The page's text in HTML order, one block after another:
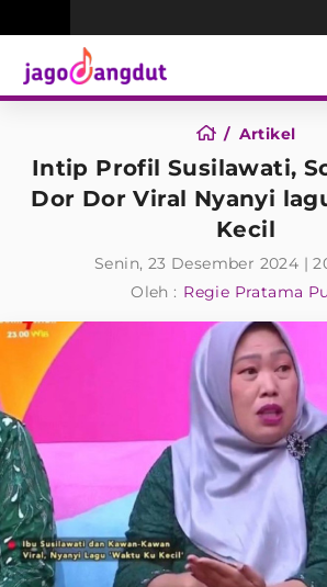
Artikel
Intip Profil Susilawati,
Dor Dor Viral Nyanyi
Kecil
Senin, 23 Desember 2024 |
Oleh : Regie Pratama